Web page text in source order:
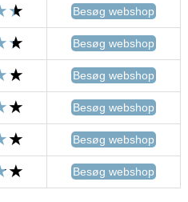
Besøg webshop
Besøg webshop
Besøg webshop
Besøg webshop
Besøg webshop
Besøg webshop